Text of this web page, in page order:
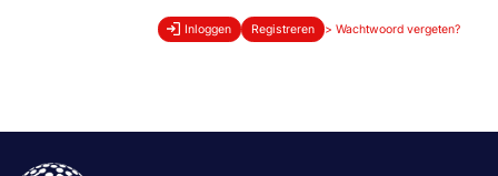
Inloggen Registreren > Wachtwoord vergeten?